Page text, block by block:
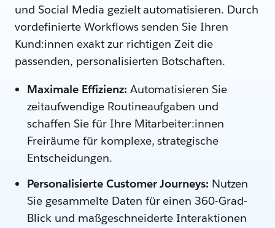
und Social Media gezielt automatisieren. Durch
vordefinierte Workflows senden Sie Ihren
Kund:innen exakt zur richtigen Zeit die
passenden, personalisierten Botschaften.
Maximale Effizienz: Automatisieren Sie
zeitaufwendige Routineaufgaben und
schaffen Sie für Ihre Mitarbeiter:innen
Freiräume für komplexe, strategische
Entscheidungen.
Personalisierte Customer Journeys: Nutzen
Sie gesammelte Daten für einen 360-Grad-
Blick und maßgeschneiderte Interaktionen